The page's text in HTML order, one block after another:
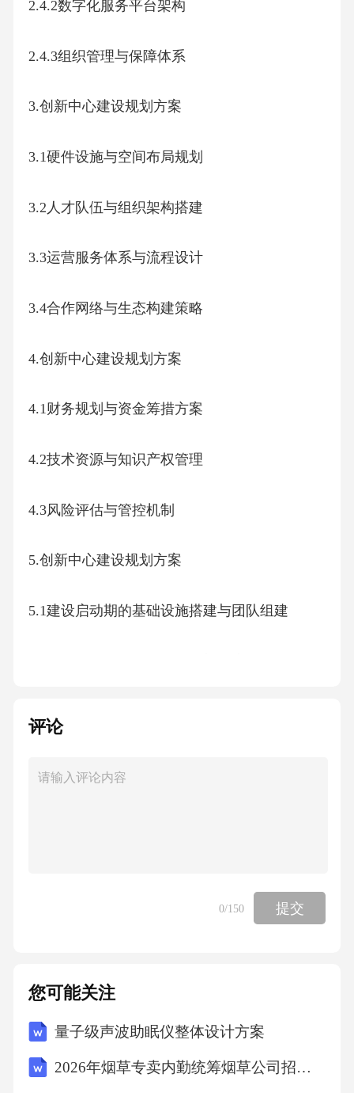
2.4.2数字化服务平台架构
2.4.3组织管理与保障体系
3.创新中心建设规划方案
3.1硬件设施与空间布局规划
3.2人才队伍与组织架构搭建
3.3运营服务体系与流程设计
3.4合作网络与生态构建策略
4.创新中心建设规划方案
4.1财务规划与资金筹措方案
4.2技术资源与知识产权管理
4.3风险评估与管控机制
5.创新中心建设规划方案
5.1建设启动期的基础设施搭建与团队组建
6.2技术创新与成果转化的突破成效
7.1建设启动期的筹备与顶层设计
评论
0/150 提交
您可能关注
量子级声波助眠仪整体设计方案
2026年烟草专卖内勤统筹烟草公司招聘考试笔试试题（含答案）